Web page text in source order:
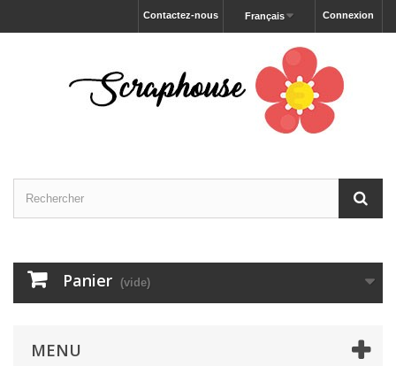
Connexion
Français
Contactez-nous
Panier (vide)
MENU